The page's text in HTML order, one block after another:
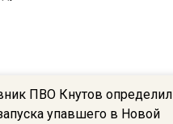
ПВО Кнутов определил
упавшего в Новой